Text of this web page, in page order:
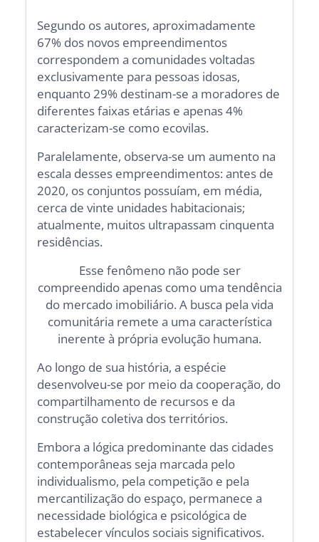
Segundo os autores, aproximadamente
67% dos novos empreendimentos
correspondem a comunidades voltadas
exclusivamente para pessoas idosas,
enquanto 29% destinam-se a moradores de
diferentes faixas etárias e apenas 4%
caracterizam-se como ecovilas.
Paralelamente, observa-se um aumento na
escala desses empreendimentos: antes de
2020, os conjuntos possuíam, em média,
cerca de vinte unidades habitacionais;
atualmente, muitos ultrapassam cinquenta
residências.
Esse fenômeno não pode ser
compreendido apenas como uma tendência
do mercado imobiliário. A busca pela vida
comunitária remete a uma característica
inerente à própria evolução humana.
Ao longo de sua história, a espécie
desenvolveu-se por meio da cooperação, do
compartilhamento de recursos e da
construção coletiva dos territórios.
Embora a lógica predominante das cidades
contemporâneas seja marcada pelo
individualismo, pela competição e pela
mercantilização do espaço, permanece a
necessidade biológica e psicológica de
estabelecer vínculos sociais significativos.